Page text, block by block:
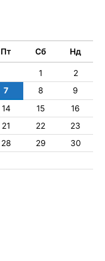
Пт Сб Нд
1
2
7 8
9
14 15
16
21 22
23
28 29
30